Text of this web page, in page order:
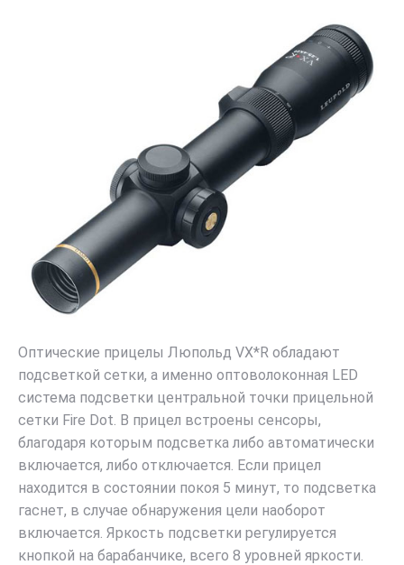
Оптические прицелы Люпольд VX*R обладают
подсветкой сетки, а именно оптоволоконная LED
система подсветки центральной точки прицельной
сетки Fire Dot. В прицел встроены сенсоры,
благодаря которым подсветка либо автоматически
включается, либо отключается. Если прицел
находится в состоянии покоя 5 минут, то подсветка
гаснет, в случае обнаружения цели наоборот
включается. Яркость подсветки регулируется
кнопкой на барабанчике, всего 8 уровней яркости.